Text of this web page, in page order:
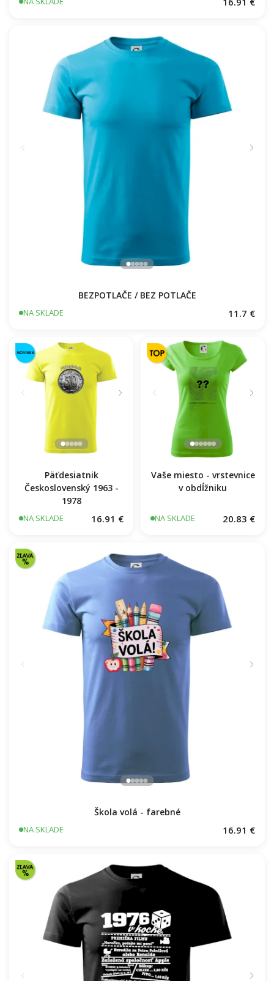
NA SKLADE 16.91 €
BEZPOTLAČE / BEZ POTLAČE
NA SKLADE 11.7 €
Päťdesiatnik
Československý 1963 -
1978
NA SKLADE 16.91 €
Vaše miesto - vrstevnice
v obdĺžniku
NA SKLADE 20.83 €
Škola volá - farebné
NA SKLADE 16.91 €